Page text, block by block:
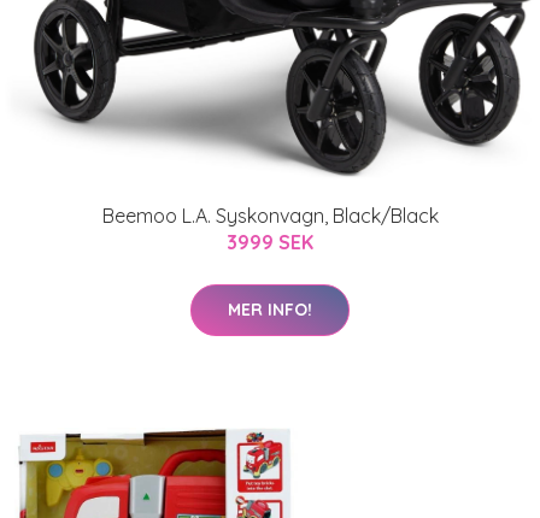
Beemoo L.A. Syskonvagn, Black/Black
3999 SEK
MER INFO!